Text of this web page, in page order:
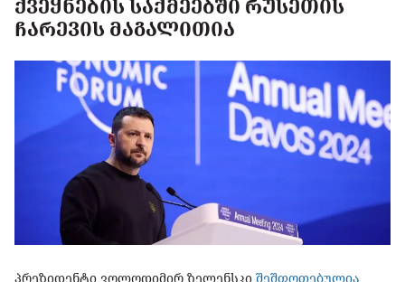
ᲥᲕᲔᲧᲜᲔᲑᲘᲡ ᲡᲐᲥᲛᲔᲔᲑᲨᲘ ᲠᲣᲡᲔᲗᲘᲡ
ᲩᲐᲠᲔᲕᲘᲡ ᲛᲐᲒᲐᲚᲘᲗᲘᲐ
პრეზიდენტი ვოლოდიმირ ზელენსკი შეშფოთებულია